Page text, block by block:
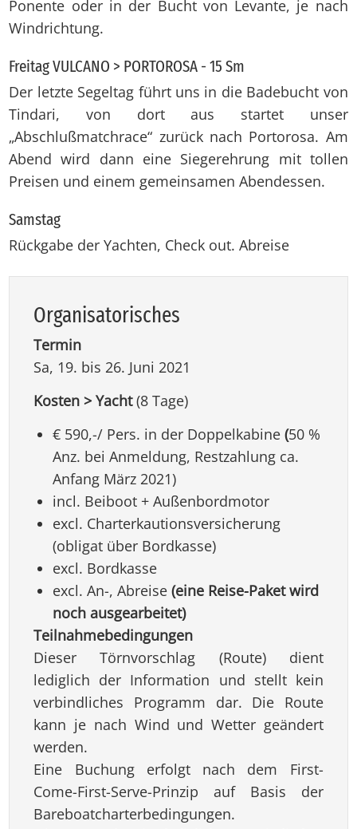
Ponente oder in der Bucht von Levante, je nach
Windrichtung.
Freitag VULCANO > PORTOROSA - 15 Sm
Der letzte Segeltag führt uns in die Badebucht von
Tindari, von dort aus startet unser
„Abschlußmatchrace“ zurück nach Portorosa. Am
Abend wird dann eine Siegerehrung mit tollen
Preisen und einem gemeinsamen Abendessen.
Samstag
Rückgabe der Yachten, Check out. Abreise
Or­ga­ni­sa­to­ri­sches
Termin
Sa, 19. bis 26. Juni 2021
Kosten > Yacht(8 Tage)
€ 590,-/ Pers. in der Doppelkabine(50 %
Anz. bei Anmeldung, Restzahlung ca.
Anfang März 2021)
incl. Beiboot + Außenbordmotor
excl. Charterkautionsversicherung
(obligat über Bordkasse)
excl. Bordkasse
excl. An-, Abreise(eine Reise-Paket wird
noch ausgearbeitet)
Teilnahmebedingungen
Dieser Törnvorschlag (Route) dient
lediglich der Information und stellt kein
verbindliches Programm dar. Die Route
kann je nach Wind und Wetter geändert
werden.
Eine Buchung erfolgt nach dem First-
Come-First-Serve-Prinzip auf Basis der
Bareboatcharterbedingungen.